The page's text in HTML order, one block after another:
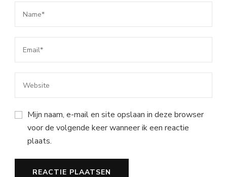
Mijn naam, e-mail en site opslaan in deze browser
voor de volgende keer wanneer ik een reactie
plaats.